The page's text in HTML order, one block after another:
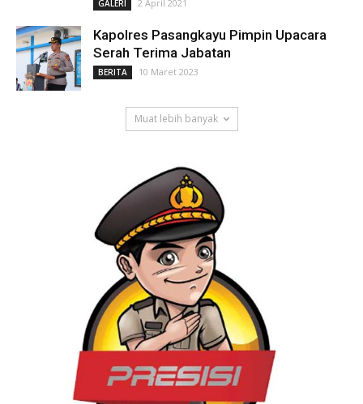
GALERI 2 April 2021
Kapolres Pasangkayu Pimpin Upacara
Serah Terima Jabatan
BERITA 10 Maret 2023
Muat lebih banyak